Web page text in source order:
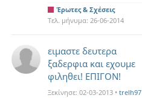
Έρωτες & Σχέσεις
Τελ. μήνυμα: 26-06-2014
ειμαστε δευτερα
ξαδερφια και εχουμε
φιληθει! ΕΠΙΓΟΝ!
Ξεκίνησε: 02-03-2013 • trelh97